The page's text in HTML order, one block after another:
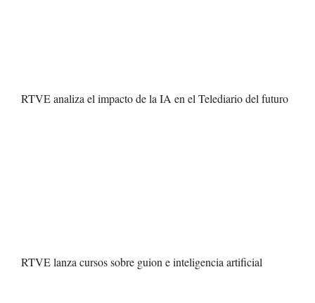
RTVE analiza el impacto de la IA en el Telediario del futuro
RTVE lanza cursos sobre guion e inteligencia artificial